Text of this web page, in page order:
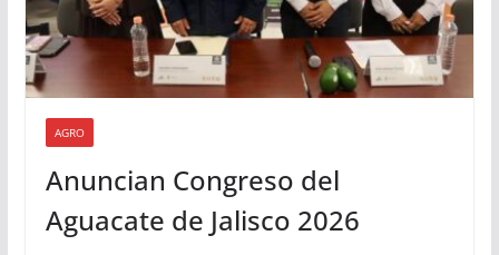
AGRO
Anuncian Congreso del
Aguacate de Jalisco 2026